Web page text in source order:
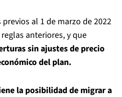
al 1 de marzo de 2022
anteriores, y que
sin ajustes de precio
del plan.
la posibilidad de migrar a